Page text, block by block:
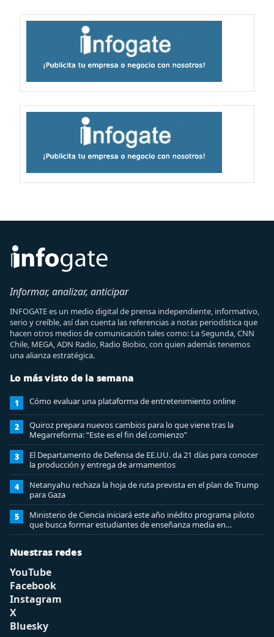
Informar, analizar, anticipar
INFOGATE es un medio digital de prensa independiente, informativo,
serio y creíble, así dan cuenta las referencias a notas periodística que
hacen otros medios de comunicación tales como: La Segunda, CNN
Chile, MEGA, ADN Radio, Radio Biobio, con quien además tenemos
una alianza estratégica.
Lo más visto de la semana
1 Cómo evaluar una plataforma de entretenimiento online
2
Quiroz prepara nuevos cambios para lo que viene tras la
Megarreforma: “Este es el fin del comienzo”
3
El Departamento de Defensa de EE.UU. da 21 días para conocer
la producción y entrega de armamentos
4
Netanyahu rechaza la hoja de ruta prevista en el plan de Trump
para Gaza
5
Ministerio de Ciencia iniciará este año inédito programa piloto
que busca formar estudiantes de enseñanza media en
ciberseguridad
Nuestras redes
YouTube
Facebook
Instagram
X
Bluesky